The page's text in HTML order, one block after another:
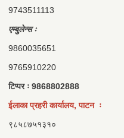
9743511113
एम्बुलेन्स ः
9860035651
9765910220
टिप्पर ः 9868802888
ईलाका प्रहरी कार्यालय, पाटन ः
९८५८७५१३१०